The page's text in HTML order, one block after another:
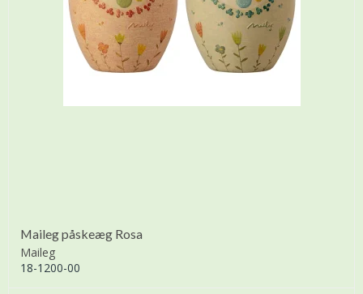
Maileg påskeæg Rosa
Maileg
18-1200-00